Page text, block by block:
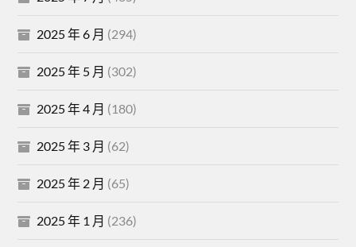
2025 年 6 月 (294)
2025 年 5 月 (302)
2025 年 4 月 (180)
2025 年 3 月 (62)
2025 年 2 月 (65)
2025 年 1 月 (236)